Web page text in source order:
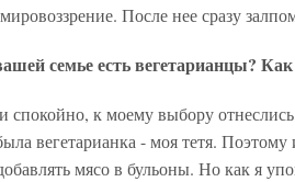
После нее сразу
семье есть вегетарианцы?
спокойно, к моему выбору
вегетарианка - моя тетя.
мясо в бульоны. Но как я